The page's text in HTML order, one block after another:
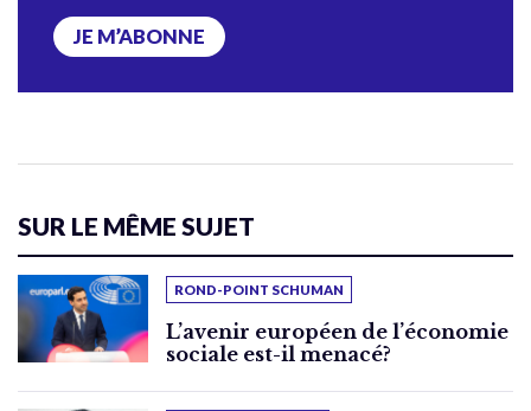
JE M’ABONNE
SUR LE MÊME SUJET
ROND-POINT SCHUMAN
L’avenir européen de l’économie
sociale est-il menacé?